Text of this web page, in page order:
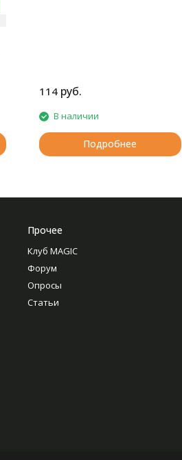
114 руб.
В наличии
Подробнее
Прочее
Клуб MAGIC
Форум
Опросы
Статьи